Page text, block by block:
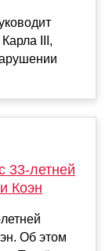
III,
33-летней
Коэн
Об этом